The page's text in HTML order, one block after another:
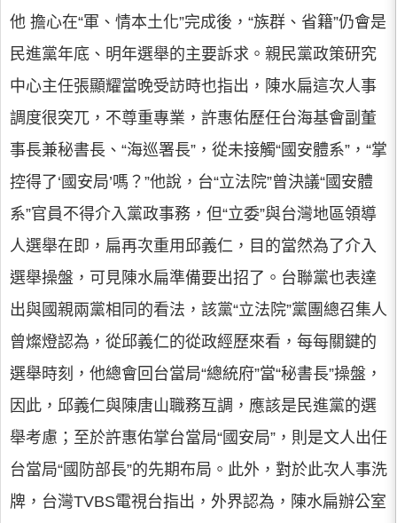
他 擔心在“軍、情本土化”完成後，“族群、省籍”仍會是
民進黨年底、明年選舉的主要訴求。親民黨政策研究
中心主任張顯耀當晚受訪時也指出，陳水扁這次人事
調度很突兀，不尊重專業，許惠佑歷任台海基會副董
事長兼秘書長、“海巡署長”，從未接觸“國安體系”，“掌
控得了‘國安局’嗎？”他說，台“立法院”曾決議“國安體
系”官員不得介入黨政事務，但“立委”與台灣地區領導
人選舉在即，扁再次重用邱義仁，目的當然為了介入
選舉操盤，可見陳水扁準備要出招了。台聯黨也表達
出與國親兩黨相同的看法，該黨“立法院”黨團總召集人
曾燦燈認為，從邱義仁的從政經歷來看，每每關鍵的
選舉時刻，他總會回台當局“總統府”當“秘書長”操盤，
因此，邱義仁與陳唐山職務互調，應該是民進黨的選
舉考慮；至於許惠佑掌台當局“國安局”，則是文人出任
台當局“國防部長”的先期布局。此外，對於此次人事洗
牌，台灣TVBS電視台指出，外界認為，陳水扁辦公室